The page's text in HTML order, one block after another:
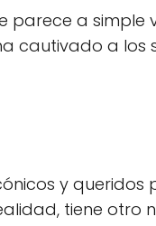
a simple
cautivado a los
y queridos
tiene otro